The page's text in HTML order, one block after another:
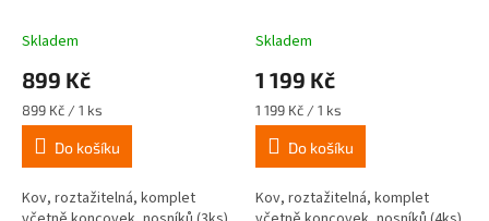
bílá,bez kroužků
Skladem
899 Kč
Měrná
cena:
899 Kč / 1 ks
Do košíku
Kov, roztažitelná, komplet
bílá,bez kroužků
Skladem
1 199 Kč
Měrná
cena:
1 199 Kč / 1 ks
Do košíku
Kov, roztažitelná, komplet